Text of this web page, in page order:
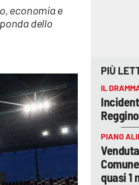
economia e
dello
PIÙ
IL
PIANO
quasi 1